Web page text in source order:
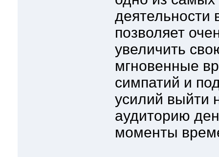
деятельности
позволяет
увеличить
мгновенные
симпатий и
усилий выйти
аудиторию
моменты